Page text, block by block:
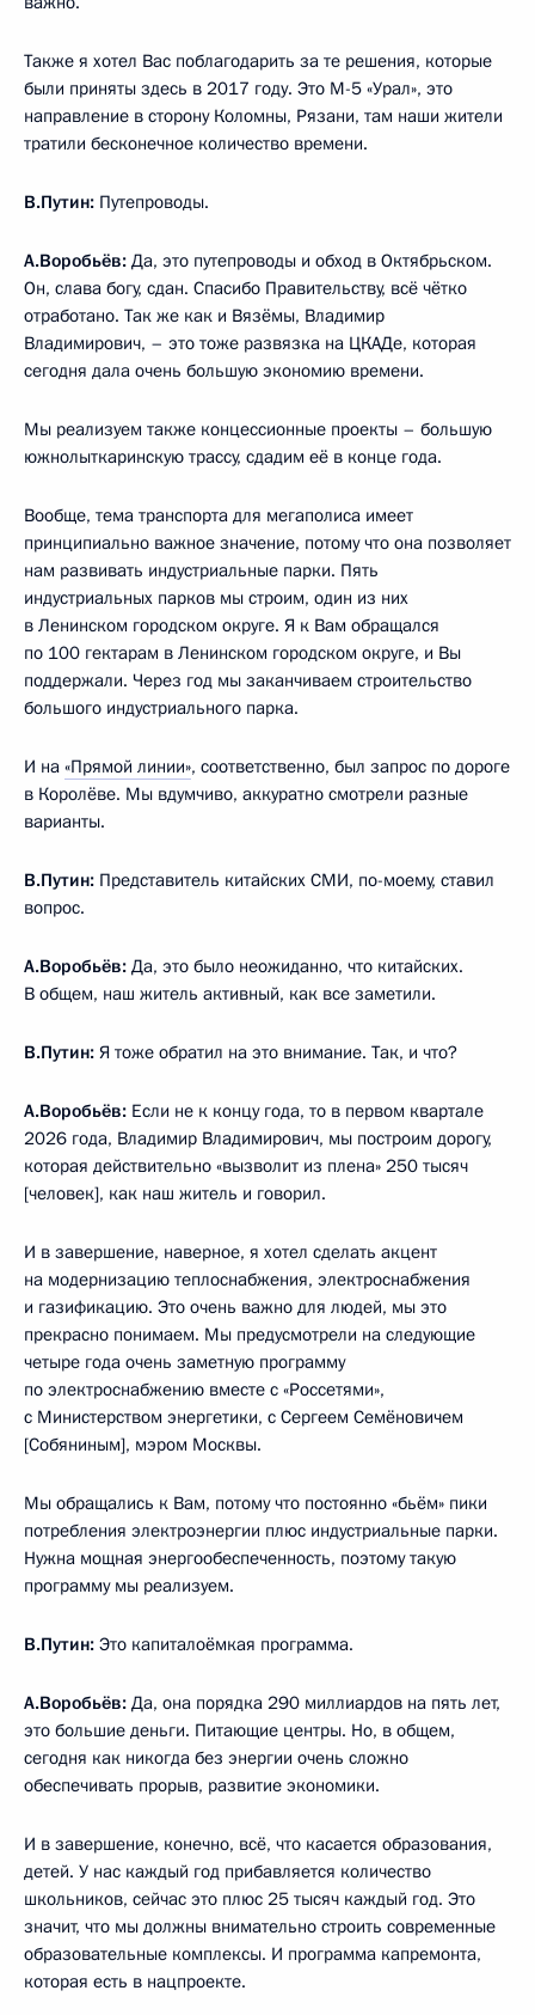
Также я хотел Вас поблагодарить за те решения, которые
были приняты здесь в 2017 году. Это М-5 «Урал», это
направление в сторону Коломны, Рязани, там наши жители
тратили бесконечное количество времени.
В.Путин: Путепроводы.
А.Воробьёв: Да, это путепроводы и обход в Октябрьском.
Он, слава богу, сдан. Спасибо Правительству, всё чётко
отработано. Так же как и Вязёмы, Владимир
Владимирович, – это тоже развязка на ЦКАДе, которая
сегодня дала очень большую экономию времени.
Мы реализуем также концессионные проекты – большую
южнолыткаринскую трассу, сдадим её в конце года.
Вообще, тема транспорта для мегаполиса имеет
принципиально важное значение, потому что она позволяет
нам развивать индустриальные парки. Пять
индустриальных парков мы строим, один из них
в Ленинском городском округе. Я к Вам обращался
по 100 гектарам в Ленинском городском округе, и Вы
поддержали. Через год мы заканчиваем строительство
большого индустриального парка.
И на «Прямой линии», соответственно, был запрос по дороге
в Королёве. Мы вдумчиво, аккуратно смотрели разные
варианты.
В.Путин: Представитель китайских СМИ, по-моему, ставил
вопрос.
А.Воробьёв: Да, это было неожиданно, что китайских.
В общем, наш житель активный, как все заметили.
В.Путин: Я тоже обратил на это внимание. Так, и что?
А.Воробьёв: Если не к концу года, то в первом квартале
2026 года, Владимир Владимирович, мы построим дорогу,
которая действительно «вызволит из плена» 250 тысяч
[человек], как наш житель и говорил.
И в завершение, наверное, я хотел сделать акцент
на модернизацию теплоснабжения, электроснабжения
и газификацию. Это очень важно для людей, мы это
прекрасно понимаем. Мы предусмотрели на следующие
четыре года очень заметную программу
по электроснабжению вместе с «Россетями»,
с Министерством энергетики, с Сергеем Семёновичем
[Собяниным], мэром Москвы.
Мы обращались к Вам, потому что постоянно «бьём» пики
потребления электроэнергии плюс индустриальные парки.
Нужна мощная энергообеспеченность, поэтому такую
программу мы реализуем.
В.Путин: Это капиталоёмкая программа.
А.Воробьёв: Да, она порядка 290 миллиардов на пять лет,
это большие деньги. Питающие центры. Но, в общем,
сегодня как никогда без энергии очень сложно
обеспечивать прорыв, развитие экономики.
И в завершение, конечно, всё, что касается образования,
детей. У нас каждый год прибавляется количество
школьников, сейчас это плюс 25 тысяч каждый год. Это
значит, что мы должны внимательно строить современные
образовательные комплексы. И программа капремонта,
которая есть в нацпроекте.